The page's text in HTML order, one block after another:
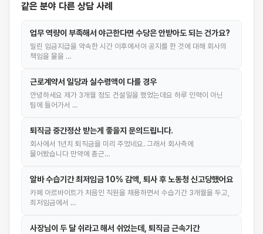
같은 분야 다른 상담 사례
업무 역량이 부족해서 야근한다면 수당은 안받아도 되는 건가요?
밀린 임금지급을 약속한 시간 이후에서야 공지를 한 것에 대해 회사의
책임을 물을 …
근로계약서 일당과 실수령액이 다를 경우
안녕하세요 제가 3개월 정도 건설일을 했었는데요 하루 인력이 아닌
팀에 들어가서 …
퇴직금 중간정산 받는게 좋을지 문의드립니다.
회사에서 1년치 퇴직금을 미리 주었네요. 그래서 회사측에
물어봤습니다 만약에 총근…
알바 수습기간 최저임금 10% 감액, 퇴사 후 노동청 신고당했어요
카페 아르바이트가 처음인 직원을 채용하면서 수습기간 3개월을 두고,
최저임금에서 …
사장님이 두 달 쉬라고 해서 쉬었는데, 퇴직금 근속기간